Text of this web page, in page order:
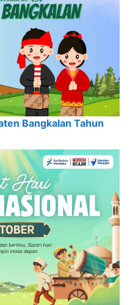
Bangkalan Tahun